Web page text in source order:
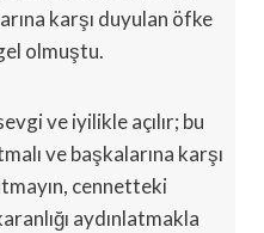
karşı duyulan öfke
olmuştu.
ve iyilikle açılır; bu
ve başkalarına karşı
cennetteki
aydınlatmakla